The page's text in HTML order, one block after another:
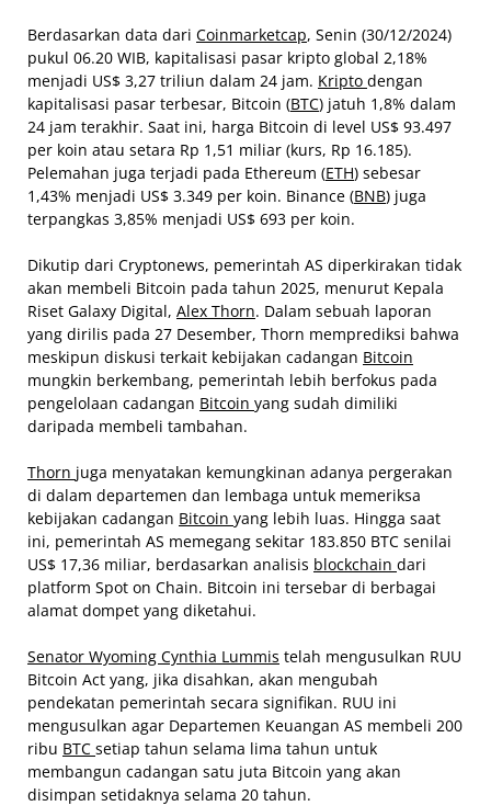
Berdasarkan data dari Coinmarketcap, Senin (30/12/2024)
pukul 06.20 WIB, kapitalisasi pasar kripto global 2,18%
menjadi US$ 3,27 triliun dalam 24 jam. Kripto dengan
kapitalisasi pasar terbesar, Bitcoin (BTC) jatuh 1,8% dalam
24 jam terakhir. Saat ini, harga Bitcoin di level US$ 93.497
per koin atau setara Rp 1,51 miliar (kurs, Rp 16.185).
Pelemahan juga terjadi pada Ethereum (ETH) sebesar
1,43% menjadi US$ 3.349 per koin. Binance (BNB) juga
terpangkas 3,85% menjadi US$ 693 per koin.
Dikutip dari Cryptonews, pemerintah AS diperkirakan tidak
akan membeli Bitcoin pada tahun 2025, menurut Kepala
Riset Galaxy Digital, Alex Thorn. Dalam sebuah laporan
yang dirilis pada 27 Desember, Thorn memprediksi bahwa
meskipun diskusi terkait kebijakan cadangan Bitcoin
mungkin berkembang, pemerintah lebih berfokus pada
pengelolaan cadangan Bitcoin yang sudah dimiliki
daripada membeli tambahan.
Thorn juga menyatakan kemungkinan adanya pergerakan
di dalam departemen dan lembaga untuk memeriksa
kebijakan cadangan Bitcoin yang lebih luas. Hingga saat
ini, pemerintah AS memegang sekitar 183.850 BTC senilai
US$ 17,36 miliar, berdasarkan analisis blockchain dari
platform Spot on Chain. Bitcoin ini tersebar di berbagai
alamat dompet yang diketahui.
Senator Wyoming Cynthia Lummis telah mengusulkan RUU
Bitcoin Act yang, jika disahkan, akan mengubah
pendekatan pemerintah secara signifikan. RUU ini
mengusulkan agar Departemen Keuangan AS membeli 200
ribu BTC setiap tahun selama lima tahun untuk
membangun cadangan satu juta Bitcoin yang akan
disimpan setidaknya selama 20 tahun.